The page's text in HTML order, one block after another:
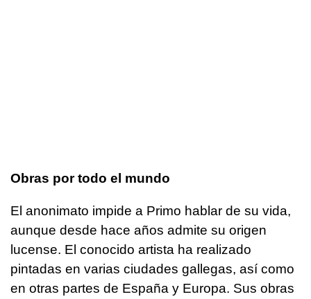
Obras por todo el mundo
El anonimato impide a Primo hablar de su vida,
aunque desde hace años admite su origen
lucense. El conocido artista ha realizado
pintadas en varias ciudades gallegas, así como
en otras partes de España y Europa. Sus obras